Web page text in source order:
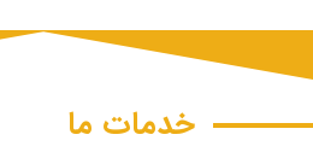
خدمات ما